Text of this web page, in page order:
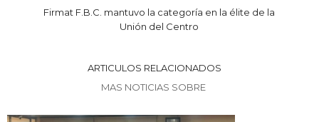
Firmat F.B.C. mantuvo la categoría en la élite de la
Unión del Centro
ARTICULOS RELACIONADOS
MAS NOTICIAS SOBRE